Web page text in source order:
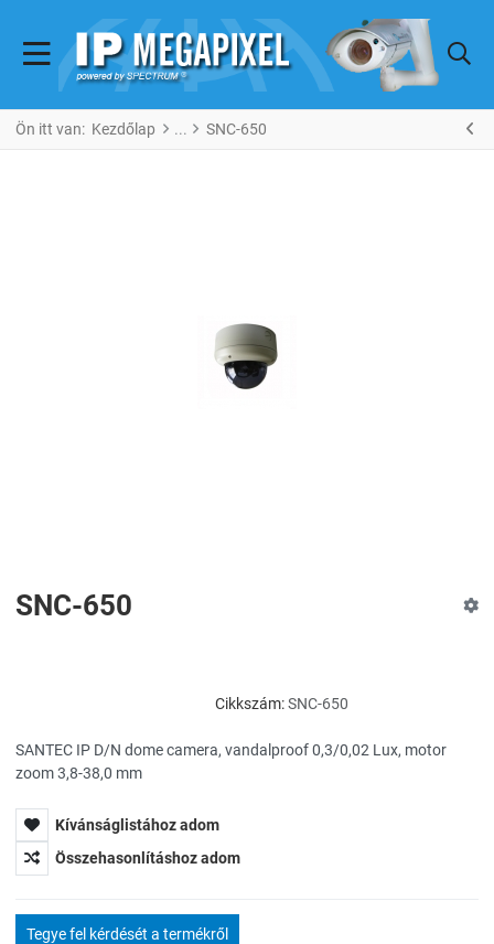
Ön itt van: Kezdőlap SNC-650
SNC-650
Cikkszám:SNC-650
SANTEC IP D/N dome camera, vandalproof 0,3/0,02 Lux, motor
zoom 3,8-38,0 mm
Kívánságlistához adom
Összehasonlításhoz adom
Tegye fel kérdését a termékről